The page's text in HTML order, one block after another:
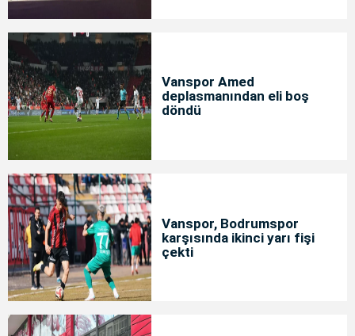
Vanspor Amed
deplasmanından eli boş
döndü
Vanspor, Bodrumspor
karşısında ikinci yarı fişi
çekti